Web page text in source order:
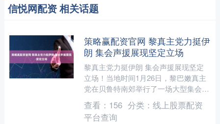
信悦网配资 相关话题
策略赢配资官网 黎真主党力挺伊
朗 集会声援展现坚定立场
黎真主党力挺伊朗 集会声援展现坚定
立场！当地时间1月26日，黎巴嫩真主
党在贝鲁特南郊举行了一场大型集会，
声援伊朗及其最高领袖哈梅内伊。数千
民众参加了这次集会。 ....
查看： 156 分类： 线上股票配资
平台查询